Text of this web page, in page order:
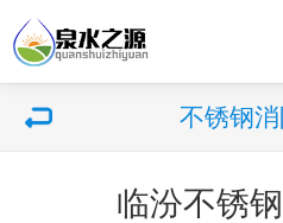
不锈钢
临汾不锈